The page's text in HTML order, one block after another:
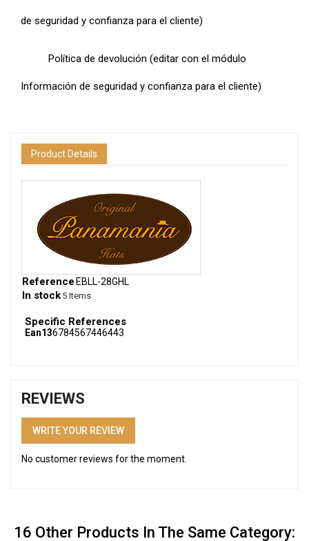
de seguridad y confianza para el cliente)
Política de devolución (editar con el módulo
Información de seguridad y confianza para el cliente)
Product Details
Reference EBLL-28GHL
In stock 5 Items
Specific References
Ean136784567446443
REVIEWS
WRITE YOUR REVIEW
No customer reviews for the moment.
16 Other Products In The Same Category: